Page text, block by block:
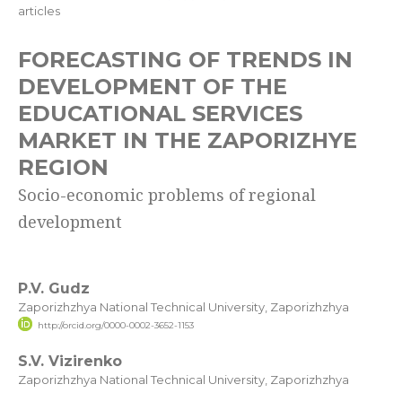
articles
FORECASTING OF TRENDS IN
DEVELOPMENT OF THE
EDUCATIONAL SERVICES
MARKET IN THE ZAPORIZHYE
REGION
Socio-economic problems of regional
development
P.V. Gudz
Zaporizhzhya National Technical University, Zaporizhzhya
http://orcid.org/0000-0002-3652-1153
S.V. Vizirenko
Zaporizhzhya National Technical University, Zaporizhzhya